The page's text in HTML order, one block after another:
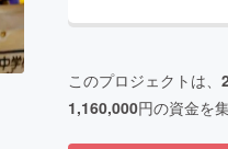
このプロジェクトは、
1,160,000円の資金を